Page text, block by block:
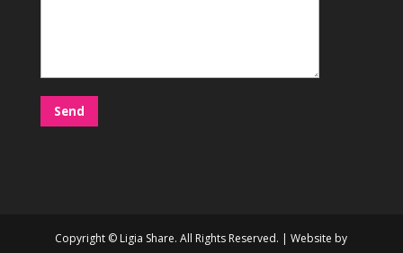
Copyright © Ligia Share. All Rights Reserved. | Website by